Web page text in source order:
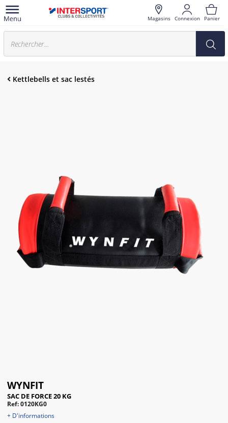
Magasins Connexion Panier
Kettlebells et sac lestés
WYNFIT
SAC DE FORCE 20 KG
Ref: 0120KG0
+ D'informations